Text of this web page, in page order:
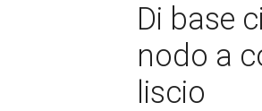
Di base
nodo a
liscio